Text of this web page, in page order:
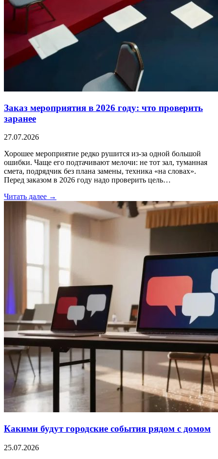
Заказ мероприятия в 2026 году: что проверить
заранее
27.07.2026
Хорошее мероприятие редко рушится из-за одной большой
ошибки. Чаще его подтачивают мелочи: не тот зал, туманная
смета, подрядчик без плана замены, техника «на словах».
Перед заказом в 2026 году надо проверить цель…
Читать далее →
Какими будут городские события рядом с домом
25.07.2026